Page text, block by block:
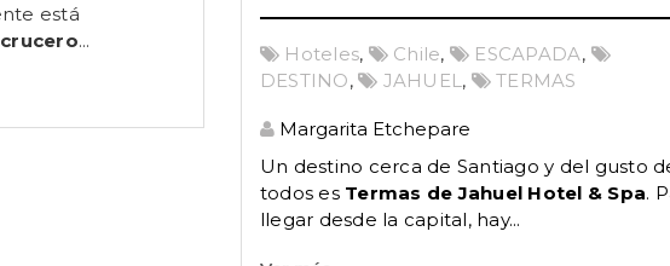
está
crucero...
Hoteles, Chile, ESCAPADA,
DESTINO, JAHUEL , TERMAS
Margarita Etchepare
Un destino cerca de Santiago y del gusto
todos es Termas de Jahuel Hotel & Spa.
llegar desde la capital, hay...